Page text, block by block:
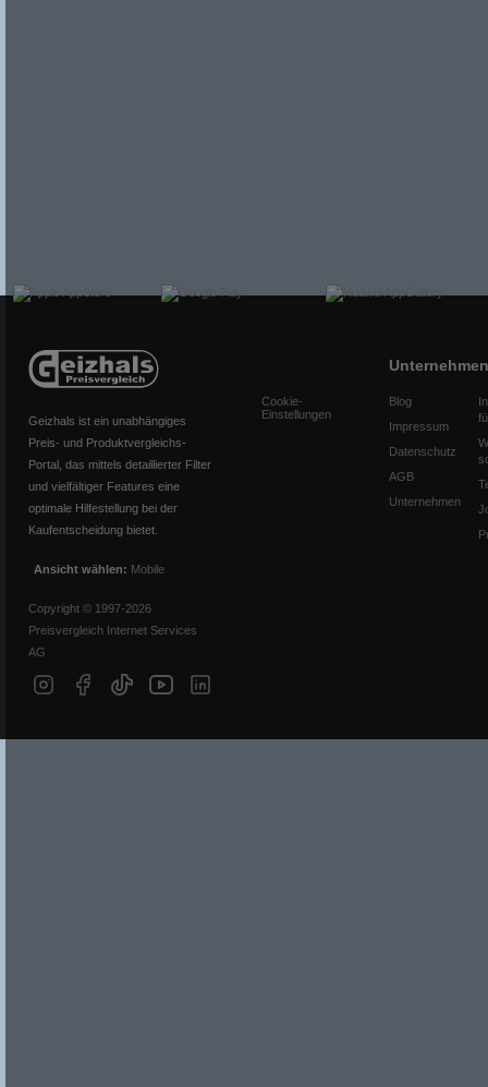
Geizhals ist ein unabhängiges
Preis- und Produktvergleichs-
Portal, das mittels detaillierter Filter
und vielfältiger Features eine
optimale Hilfestellung bei der
Kaufentscheidung bietet.
Ansicht wählen: Mobile
Copyright © 1997-2026
Preisvergleich Internet Services
AG
Cookie-
Einstellungen
Unternehmen
Blog
Impressum
Datenschutz
AGB
Unternehmen